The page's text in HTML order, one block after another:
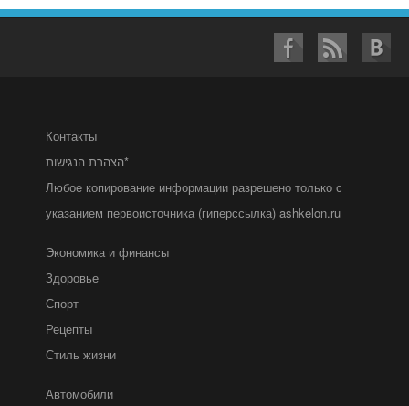
Контакты
הצהרת הנגישות*
Любое копирование информации разрешено только с
указанием первоисточника (гиперссылка) ashkelon.ru
Экономика и финансы
Здоровье
Спорт
Рецепты
Стиль жизни
Автомобили